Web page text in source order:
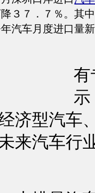
３７．７％。其
汽车月度进口量
有
示
济型汽车
来汽车行